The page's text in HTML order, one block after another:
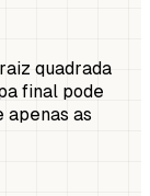
quadrada
final pode
as